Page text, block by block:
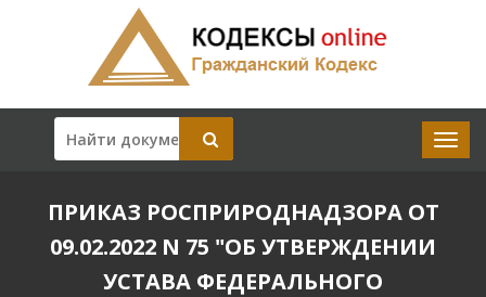
ПРИКАЗ РОСПРИРОДНАДЗОРА ОТ
09.02.2022 N 75 "ОБ УТВЕРЖДЕНИИ
УСТАВА ФЕДЕРАЛЬНОГО